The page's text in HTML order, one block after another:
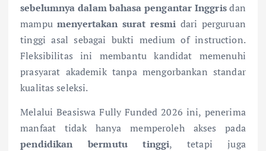
sebelumnya dalam bahasa pengantar Inggrisdan
mampumenyertakan surat resmi dari perguruan
tinggi asal sebagai bukti medium of instruction.
Fleksibilitas ini membantu kandidat memenuhi
prasyarat akademik tanpa mengorbankan standar
kualitas seleksi.
Melalui Beasiswa Fully Funded 2026 ini, penerima
manfaat tidak hanya memperoleh akses pada
pendidikan bermutu tinggi, tetapi juga